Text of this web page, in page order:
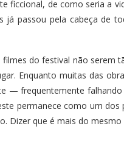
ficcional, de como seria a
já passou pela cabeça de
do festival não serem
Enquanto muitas das
— frequentemente
permanece como um
Dizer que é mais do